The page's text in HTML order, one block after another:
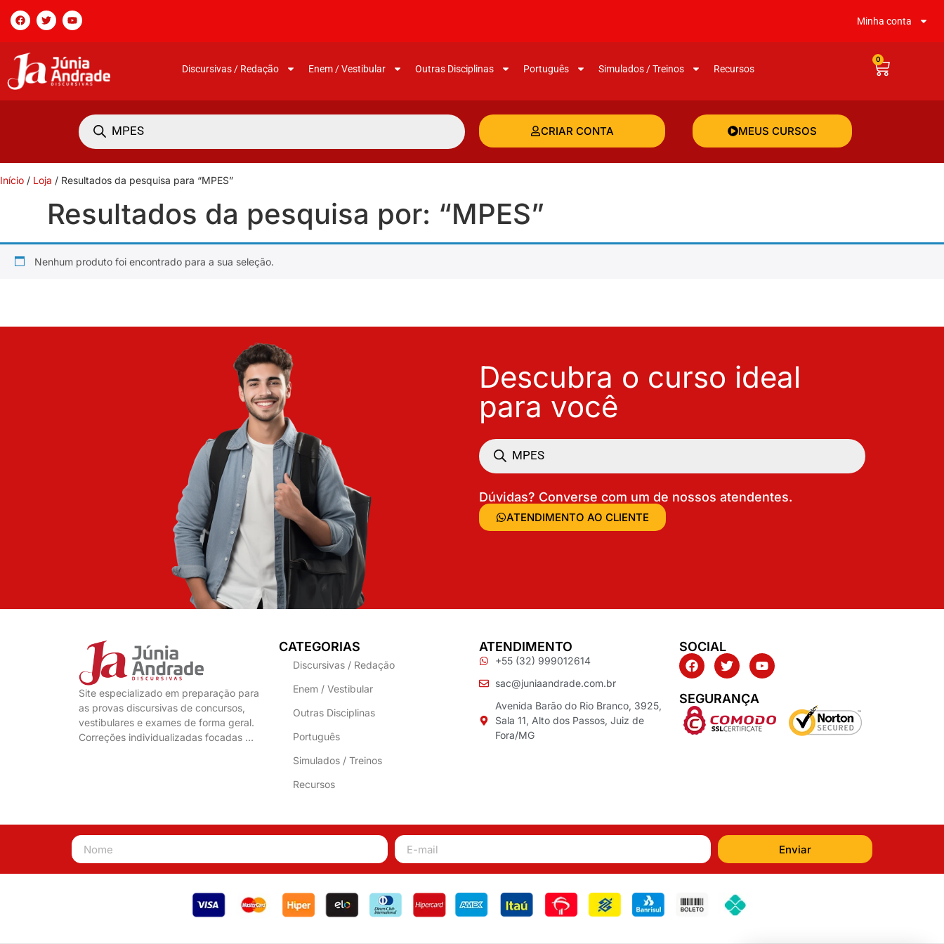
Minha conta
Discursivas / Redação Enem / Vestibular Outras Disciplinas Português Simulados / Treinos Recursos
0
CRIAR CONTA MEUS CURSOS
Início / Loja / Resultados da pesquisa para “MPES”
Resultados da pesquisa por: “MPES”
Nenhum produto foi encontrado para a sua seleção.
Descubra o curso ideal
para você
Dúvidas? Converse com um de nossos atendentes.
ATENDIMENTO AO CLIENTE
Site especializado em preparação para
as provas discursivas de concursos,
vestibulares e exames de forma geral.
Correções individualizadas focadas …
CATEGORIAS
Discursivas / Redação
Enem / Vestibular
Outras Disciplinas
Português
Simulados / Treinos
Recursos
ATENDIMENTO
+55 (32) 999012614
sac@juniaandrade.com.br
Avenida Barão do Rio Branco, 3925,
Sala 11, Alto dos Passos, Juiz de
Fora/MG
SOCIAL
SEGURANÇA
Enviar